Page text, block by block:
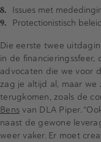
Issues met
Protectionistisch
Die eerste twee
in de financieringssfeer,
advocaten die we voor
zag je altijd al, maar we
terugkomen, zoals de
Bens van DLA Piper.
naast de gewone
weer vaker. Er moet